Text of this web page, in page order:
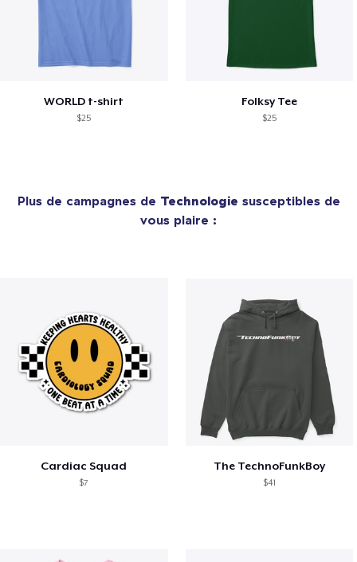
WORLD t-shirt
$25
Folksy Tee
$25
Plus de campagnes de Technologie susceptibles de
vous plaire :
Cardiac Squad
$7
The TechnoFunkBoy
$41